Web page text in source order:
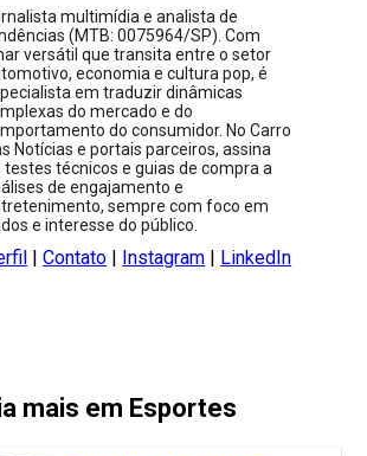
multimídia e analista de
(MTB: 0075964/SP). Com
versátil que transita entre o setor
economia e cultura pop, é
em traduzir dinâmicas
do mercado e do
do consumidor. No Carro
Notícias e portais parceiros, assina
testes técnicos e guias de compra a
de engajamento e
sempre com foco em
e interesse do público.
|Contato | Instagram | LinkedIn
mais em Esportes